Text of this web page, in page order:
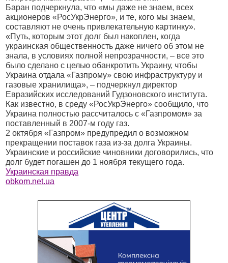
Баран подчеркнула, что «мы даже не знаем, всех
акционеров «РосУкрЭнерго», и те, кого мы знаем,
составляют не очень привлекательную картинку».
«Путь, которым этот долг был накоплен, когда
украинская общественность даже ничего об этом не
знала, в условиях полной непрозрачности, – все это
было сделано с целью обанкротить Украину, чтобы
Украина отдала «Газпрому» свою инфраструктуру и
газовые хранилища», – подчеркнул директор
Евразийских исследований Гудзоновского института.
Как известно, в среду «РосУкрЭнерго» сообщило, что
Украина полностью рассчиталось с «Газпромом» за
поставленный в 2007-м году газ.
2 октября «Газпром» предупредил о возможном
прекращении поставок газа из-за долга Украины.
Украинские и российские чиновники договорились, что
долг будет погашен до 1 ноября текущего года.
Украинская правда
obkom.net.ua